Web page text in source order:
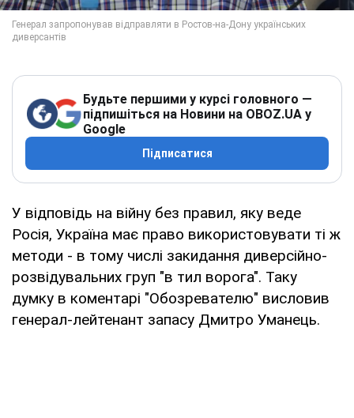
Будьте першими у курсі головного —
підпишіться на Новини на OBOZ.UA у
Google
Підписатися
У відповідь на війну без правил, яку веде
Росія, Україна має право використовувати ті ж
методи - в тому числі закидання диверсійно-
розвідувальних груп "в тил ворога". Таку
думку в коментарі "Обозревателю" висловив
генерал-лейтенант запасу Дмитро Уманець.